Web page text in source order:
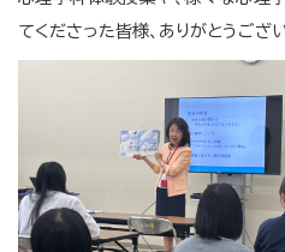
てくださった皆様、ありがとうござい